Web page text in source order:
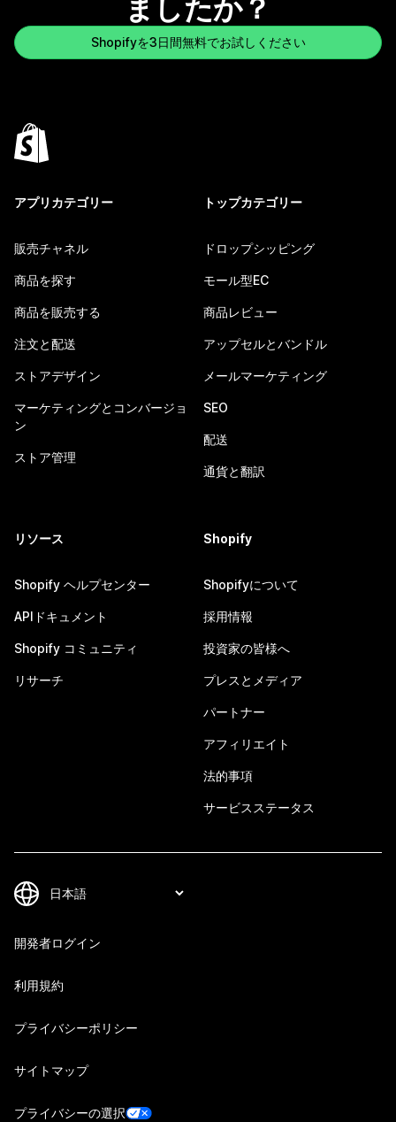
ましたか？
Shopifyを3日間無料でお試しください
アプリカテゴリー
販売チャネル
商品を探す
商品を販売する
注文と配送
ストアデザイン
マーケティングとコンバージョ
ン
ストア管理
トップカテゴリー
ドロップシッピング
モール型EC
商品レビュー
アップセルとバンドル
メールマーケティング
SEO
配送
通貨と翻訳
リソース
Shopify ヘルプセンター
APIドキュメント
Shopify コミュニティ
リサーチ
Shopify
Shopifyについて
採用情報
投資家の皆様へ
プレスとメディア
パートナー
アフィリエイト
法的事項
サービスステータス
開発者ログイン
利用規約
プライバシーポリシー
サイトマップ
プライバシーの選択